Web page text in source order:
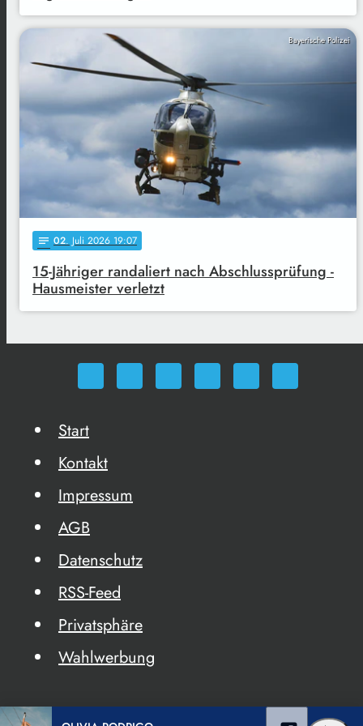
Bayerische Polizei
notes 02. Juli 2026 19:07
15-Jähriger randaliert nach Abschlussprüfung -
Hausmeister verletzt
Start
Kontakt
Impressum
AGB
Datenschutz
RSS-Feed
Privatsphäre
Wahlwerbung